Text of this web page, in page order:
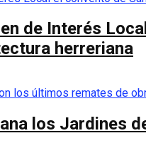
de Interés
herreriana
los Jardines